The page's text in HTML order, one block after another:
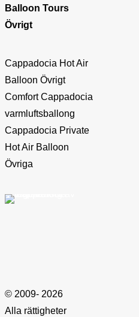
Balloon Tours
Övrigt
Cappadocia Hot Air
Balloon Övrigt
Comfort Cappadocia
varmluftsballong
Cappadocia Private
Hot Air Balloon
Övriga
© 2009- 2026
Alla rättigheter